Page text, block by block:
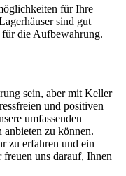
für Ihre
sind gut
für die Aufbewahrung.
sein, aber mit Keller
und positiven
umfassenden
zu können.
zu erfahren und ein
uns darauf, Ihnen